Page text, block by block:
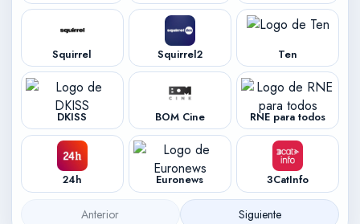
Squirrel Squirrel2 Ten
DKISS BOM Cine RNE para todos
24h Euronews 3CatInfo
Anterior Siguiente